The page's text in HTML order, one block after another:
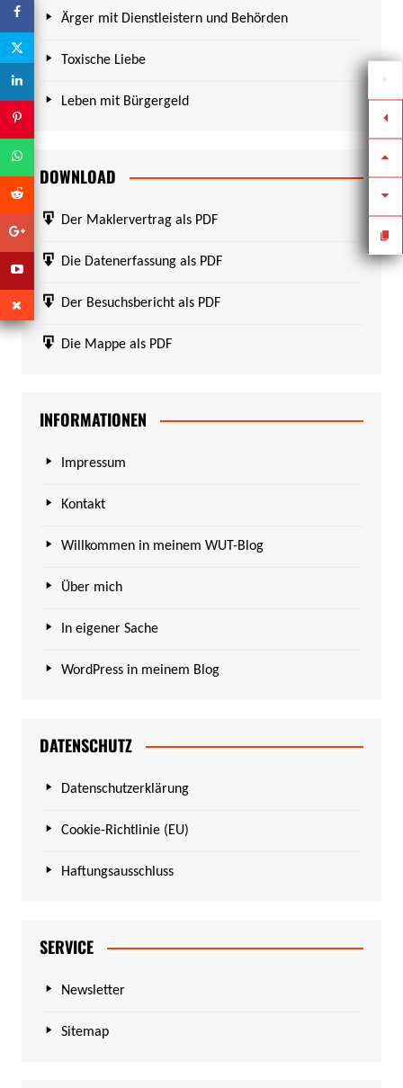
Ärger mit Dienstleistern und Behörden
Toxische Liebe
Leben mit Bürgergeld
DOWNLOAD
Der Maklervertrag als PDF
Die Datenerfassung als PDF
Der Besuchsbericht als PDF
Die Mappe als PDF
INFORMATIONEN
Impressum
Kontakt
Willkommen in meinem WUT-Blog
Über mich
In eigener Sache
WordPress in meinem Blog
DATENSCHUTZ
Datenschutzerklärung
Cookie-Richtlinie (EU)
Haftungsausschluss
SERVICE
Newsletter
Sitemap